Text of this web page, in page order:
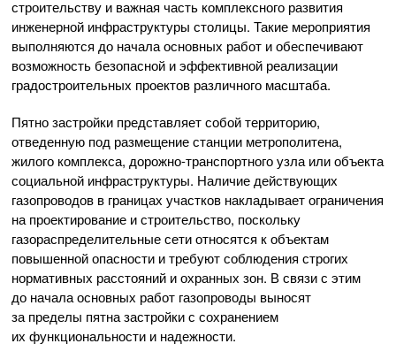
строительству и важная часть комплексного развития
инженерной инфраструктуры столицы. Такие мероприятия
выполняются до начала основных работ и обеспечивают
возможность безопасной и эффективной реализации
градостроительных проектов различного масштаба.
Пятно застройки представляет собой территорию,
отведенную под размещение станции метрополитена,
жилого комплекса, дорожно-транспортного узла или объекта
социальной инфраструктуры. Наличие действующих
газопроводов в границах участков накладывает ограничения
на проектирование и строительство, поскольку
газораспределительные сети относятся к объектам
повышенной опасности и требуют соблюдения строгих
нормативных расстояний и охранных зон. В связи с этим
до начала основных работ газопроводы выносят
за пределы пятна застройки с сохранением
их функциональности и надежности.